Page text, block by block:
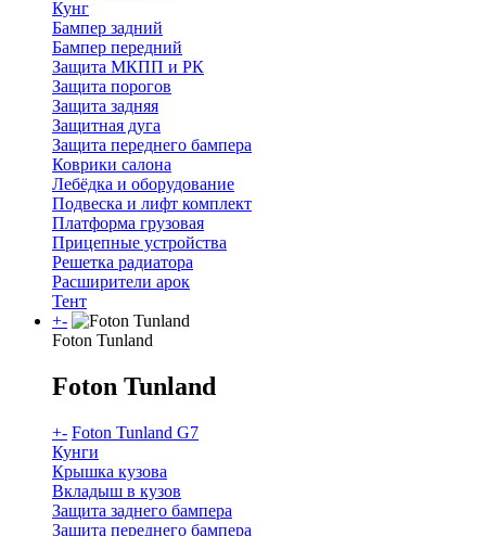
Кунг
Бампер задний
Бампер передний
Защита МКПП и РК
Защита порогов
Защита задняя
Защитная дуга
Защита переднего бампера
Коврики салона
Лебёдка и оборудование
Подвеска и лифт комплект
Платформа грузовая
Прицепные устройства
Решетка радиатора
Расширители арок
Тент
+-
Foton Tunland
Foton Tunland
+- Foton Tunland G7
Кунги
Крышка кузова
Вкладыш в кузов
Защита заднего бампера
Защита переднего бампера